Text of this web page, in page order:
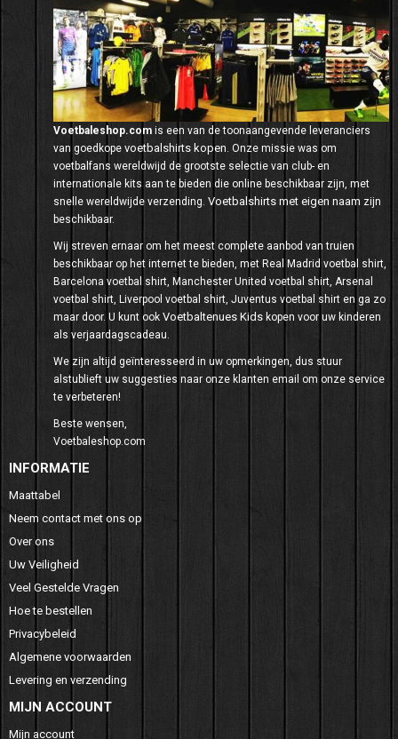
Voetbaleshop.com is een van de toonaangevende leveranciers
van goedkope voetbalshirts kopen . Onze missie was om
voetbalfans wereldwijd de grootste selectie van club- en
internationale kits aan te bieden die online beschikbaar zijn, met
snelle wereldwijde verzending. Voetbalshirts met eigen naam zijn
beschikbaar.
Wij streven ernaar om het meest complete aanbod van truien
beschikbaar op het internet te bieden, met Real Madrid voetbal shirt,
Barcelona voetbal shirt, Manchester United voetbal shirt, Arsenal
voetbal shirt, Liverpool voetbal shirt, Juventus voetbal shirt en ga zo
maar door. U kunt ook Voetbaltenues Kids kopen voor uw kinderen
als verjaardagscadeau.
We zijn altijd geïnteresseerd in uw opmerkingen, dus stuur
alstublieft uw suggesties naar onze klanten email om onze service
te verbeteren!
Beste wensen,
Voetbaleshop.com
INFORMATIE
Maattabel
Neem contact met ons op
Over ons
Uw Veiligheid
Veel Gestelde Vragen
Hoe te bestellen
Privacybeleid
Algemene voorwaarden
Levering en verzending
MIJN ACCOUNT
Mijn account